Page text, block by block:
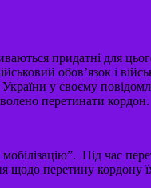
придатні для
обов’язок і
у своєму
перетинати кордон.
Під час
щодо перетину кордону